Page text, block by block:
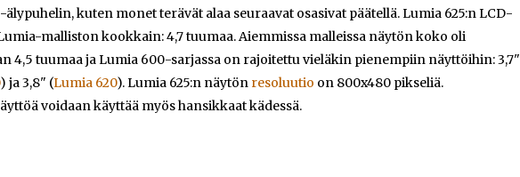
älypuhelin, kuten monet terävät alaa seuraavat osasivat päätellä. Lumia 625:n LCD-
malliston kookkain: 4,7 tuumaa. Aiemmissa malleissa näytön koko oli
4,5 tuumaa ja Lumia 600-sarjassa on rajoitettu vieläkin pienempiin näyttöihin: 3,7"
) ja 3,8" (Lumia 620). Lumia 625:n näytön resoluutio on 800x480 pikseliä.
voidaan käyttää myös hansikkaat kädessä.